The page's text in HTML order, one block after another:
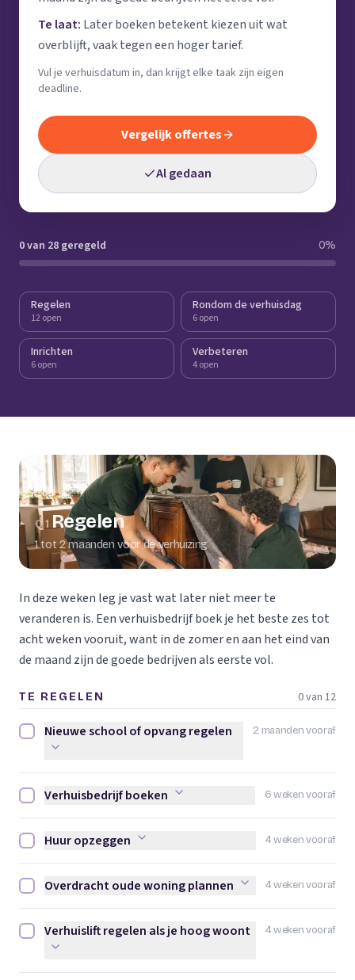
Te laat: Later boeken betekent kiezen uit wat
overblijft, vaak tegen een hoger tarief.
Vul je verhuisdatum in, dan krijgt elke taak zijn eigen
deadline.
Vergelijk offertes
Al gedaan
0 van 28 geregeld 0%
Regelen
12 open
Rondom de verhuisdag
6 open
Inrichten
6 open
Verbeteren
4 open
01 Regelen
1 tot 2 maanden voor de verhuizing
In deze weken leg je vast wat later niet meer te
veranderen is. Een verhuisbedrijf boek je het beste zes tot
acht weken vooruit, want in de zomer en aan het eind van
de maand zijn de goede bedrijven als eerste vol.
TE REGELEN 0 van 12
2 maanden vooraf
Nieuwe school of opvang regelen afvinken
Nieuwe school of opvang regelen
6 weken vooraf
Verhuisbedrijf boeken afvinken
Verhuisbedrijf boeken
4 weken vooraf
Huur opzeggen afvinken
Huur opzeggen
4 weken vooraf
Overdracht oude woning plannen afvinken
Overdracht oude woning plannen
4 weken vooraf
Verhuislift regelen als je hoog woont afvinken
Verhuislift regelen als je hoog woont